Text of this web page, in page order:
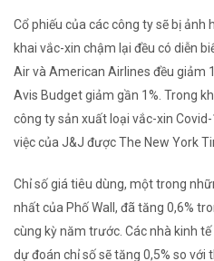
Cổ phiếu của các công ty sẽ bị ảnh
khai vắc-xin chậm lại đều có diễn
Air và American Airlines đều giảm
Avis Budget giảm gần 1%. Trong
công ty sản xuất loại vắc-xin
việc của J&J được The New York
Chỉ số giá tiêu dùng, một trong
nhất của Phố Wall, đã tăng 0,6%
cùng kỳ năm trước. Các nhà kinh
dự đoán chỉ số sẽ tăng 0,5% so với